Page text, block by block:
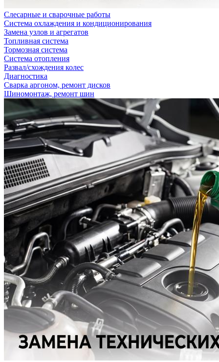
Слесарные и сварочные работы
Система охлаждения и кондиционирования
Замена узлов и агрегатов
Топливная система
Тормозная система
Система отопления
Развал/схождения колес
Диагностика
Сварка аргоном, ремонт дисков
Шиномонтаж, ремонт шин